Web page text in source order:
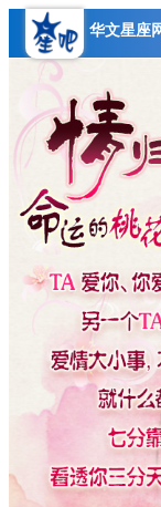
华文星座